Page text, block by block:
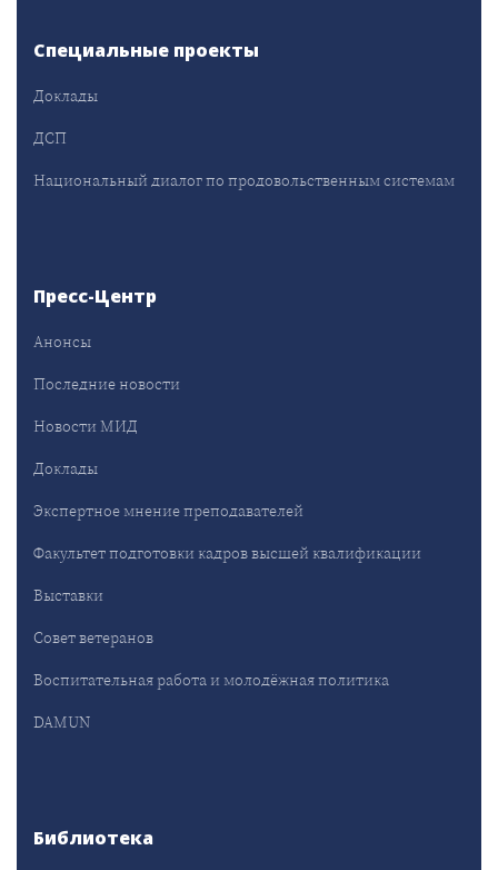
Специальные проекты
Доклады
ДСП
Национальный диалог по продовольственным системам
Пресс-Центр
Анонсы
Последние новости
Новости МИД
Доклады
Экспертное мнение преподавателей
Факультет подготовки кадров высшей квалификации
Выставки
Совет ветеранов
Воспитательная работа и молодёжная политика
DAMUN
Библиотека